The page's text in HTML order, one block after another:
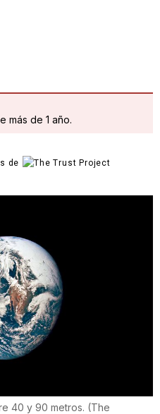
más de 1 año.
de
40 y 90 metros. (The